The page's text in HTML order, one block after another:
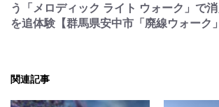
う「メロディック ライト ウォーク」で
を追体験【群馬県安中市「廃線ウォーク
関連記事